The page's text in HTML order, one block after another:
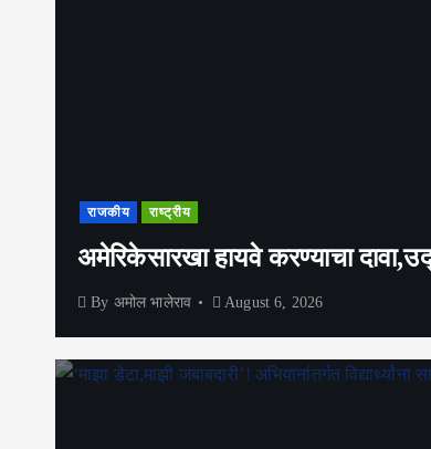
राजकीय राष्ट्रीय
अमेरिकेसारखा हायवे करण्याचा
By अमोल भालेराव August 6, 2026